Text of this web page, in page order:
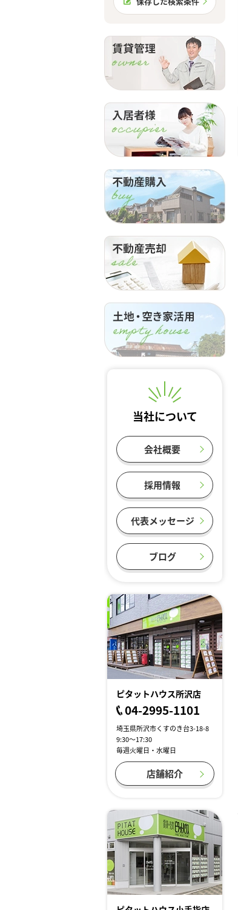
当社について
会社概要
採用情報
代表メッセージ
ブログ
ピタットハウス所沢店
04-2995-1101
埼玉県所沢市くすのき台3-18-8
9:30～17:30
毎週火曜日・水曜日
店舗紹介